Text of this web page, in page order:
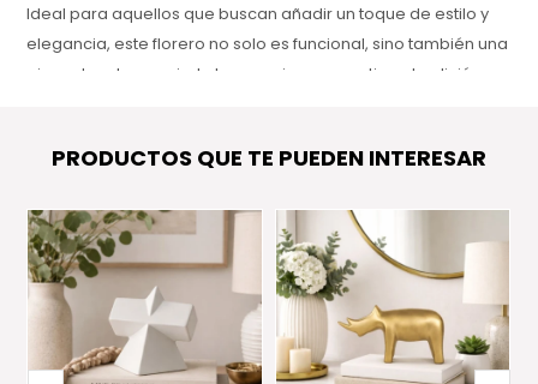
Ideal para aquellos que buscan añadir un toque de estilo y
elegancia, este florero no solo es funcional, sino también una
pieza de arte que rinde homenaje a una antigua tradición
PRODUCTOS QUE TE PUEDEN INTERESAR